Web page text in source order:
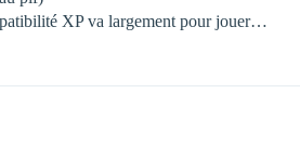
XP va largement pour jouer…